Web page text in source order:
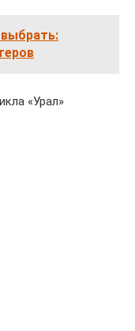
«Урал»